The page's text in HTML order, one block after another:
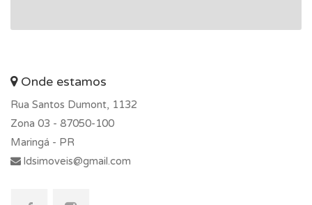
Onde estamos
Rua Santos Dumont, 1132
Zona 03 - 87050-100
Maringá - PR
ldsimoveis@gmail.com